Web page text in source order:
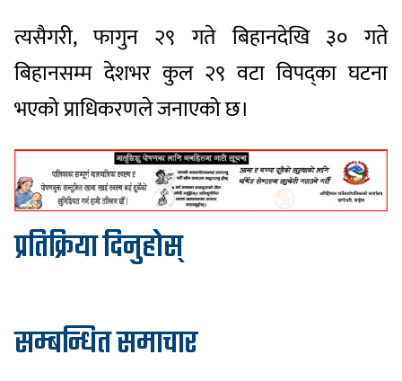
त्यसैगरी, फागुन २९ गते बिहानदेखि ३० गते
बिहानसम्म देशभर कुल २९ वटा विपद्का घटना
भएको प्राधिकरणले जनाएको छ।
प्रतिक्रिया दिनुहोस्
सम्बन्धित समाचार